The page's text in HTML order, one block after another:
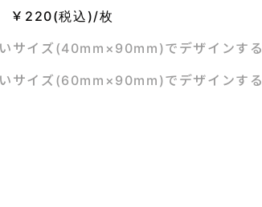
￥220(税込)/枚
サイズ(40mm×90mm)でデザインする
サイズ(60mm×90mm)でデザインする